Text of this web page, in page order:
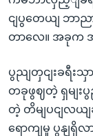
ငျပွတေယျ ဘာ
တာလေ။ အခုက အဲ
ပွညျတှငျးခရီး
တခုဖွဈတဲ့ ရှမျးပွည
တဲ့ တိမျပငျလယ
ရောကျမှု ပွနျရှိ